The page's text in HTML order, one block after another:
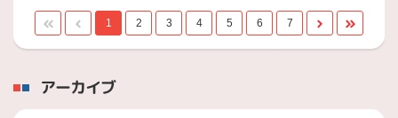
1 2 3 4 5 6 7
アーカイブ